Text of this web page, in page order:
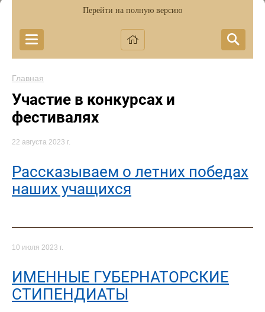
Перейти на полную версию
Главная
Участие в конкурсах и
фестивалях
22 августа 2023 г.
Рассказываем о летних победах
наших учащихся
10 июля 2023 г.
ИМЕННЫЕ ГУБЕРНАТОРСКИЕ
СТИПЕНДИАТЫ